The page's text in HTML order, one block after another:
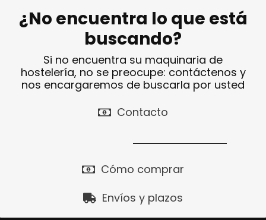
¿No encuentra lo que está
buscando?
Si no encuentra su maquinaria de
hostelería, no se preocupe: contáctenos y
nos encargaremos de buscarla por usted
Contacto
Cómo comprar
Envíos y plazos